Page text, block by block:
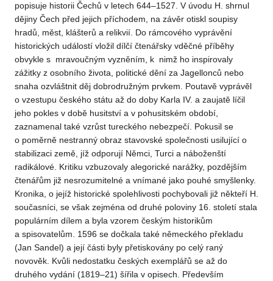
popisuje historii Čechů v letech 644–1527. V úvodu H. shrnul
dějiny Čech před jejich příchodem, na závěr otiskl soupisy
hradů, měst, klášterů a relikvií. Do rámcového vyprávění
historických událostí vložil dílčí čtenářsky vděčné příběhy
obvykle s mravoučným vyzněním, k nimž ho inspirovaly
zážitky z osobního života, politické dění za Jagellonců nebo
snaha ozvláštnit děj dobrodružným prvkem. Poutavě vyprávěl
o vzestupu českého státu až do doby Karla IV. a zaujatě líčil
jeho pokles v době husitství a v pohusitském období,
zaznamenal také vzrůst tureckého nebezpečí. Pokusil se
o poměrně nestranný obraz stavovské společnosti usilující o
stabilizaci země, jíž odporují Němci, Turci a náboženští
radikálové. Kritiku vzbuzovaly alegorické narážky, pozdějším
čtenářům již nesrozumitelné a vnímané jako pouhé smyšlenky.
Kronika, o jejíž historické spolehlivosti pochybovali již někteří H.
současníci, se však zejména od druhé poloviny 16. století stala
populárním dílem a byla vzorem českým historikům
a spisovatelům. 1596 se dočkala také německého překladu
(Jan Sandel) a její části byly přetiskovány po celý raný
novověk. Kvůli nedostatku českých exemplářů se až do
druhého vydání (1819–21) šířila v opisech. Především